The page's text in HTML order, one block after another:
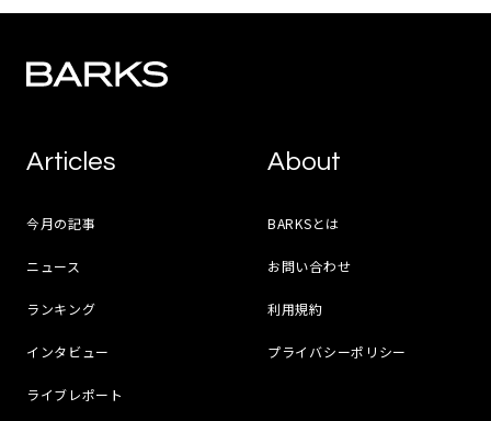
Articles
今月の記事
ニュース
ランキング
インタビュー
ライブレポート
About
BARKSとは
お問い合わせ
利用規約
プライバシーポリシー